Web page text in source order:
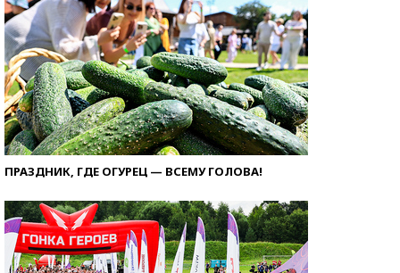
ПРАЗДНИК, ГДЕ ОГУРЕЦ — ВСЕМУ ГОЛОВА!